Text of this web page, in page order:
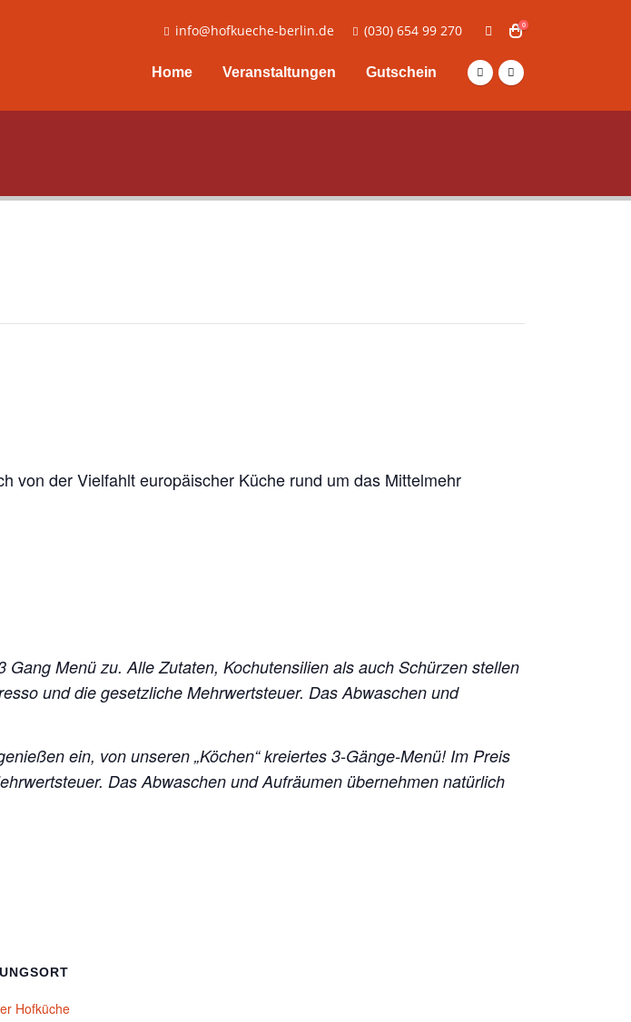
info@hofkueche-berlin.de (030) 654 99 270 0
Home Veranstaltungen Gutschein
von der Vielfahlt europäischer Küche rund um das Mittelmehr
Menü zu. Alle Zutaten, Kochutensilien als auch Schürzen stellen
und die gesetzliche Mehrwertsteuer. Das Abwaschen und
ein, von unseren „Köchen“ kreiertes 3-Gänge-Menü! Im Preis
Das Abwaschen und Aufräumen übernehmen natürlich
Hofküche